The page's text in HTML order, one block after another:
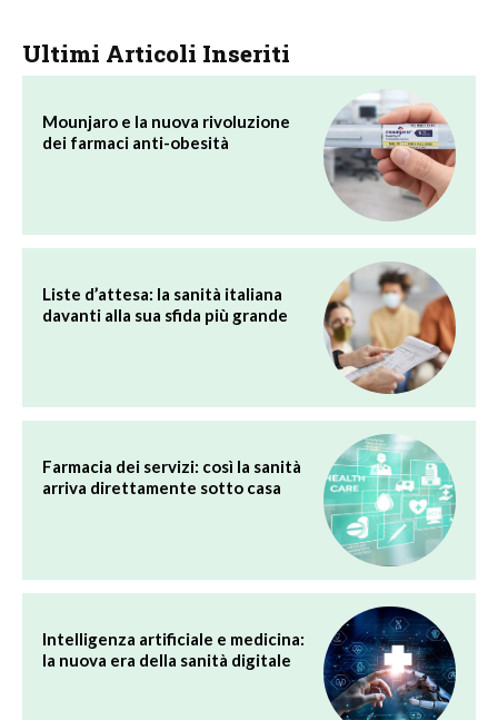
Ultimi Articoli Inseriti
Mounjaro e la nuova rivoluzione
dei farmaci anti-obesità
Liste d’attesa: la sanità italiana
davanti alla sua sfida più grande
Farmacia dei servizi: così la sanità
arriva direttamente sotto casa
Intelligenza artificiale e medicina:
la nuova era della sanità digitale